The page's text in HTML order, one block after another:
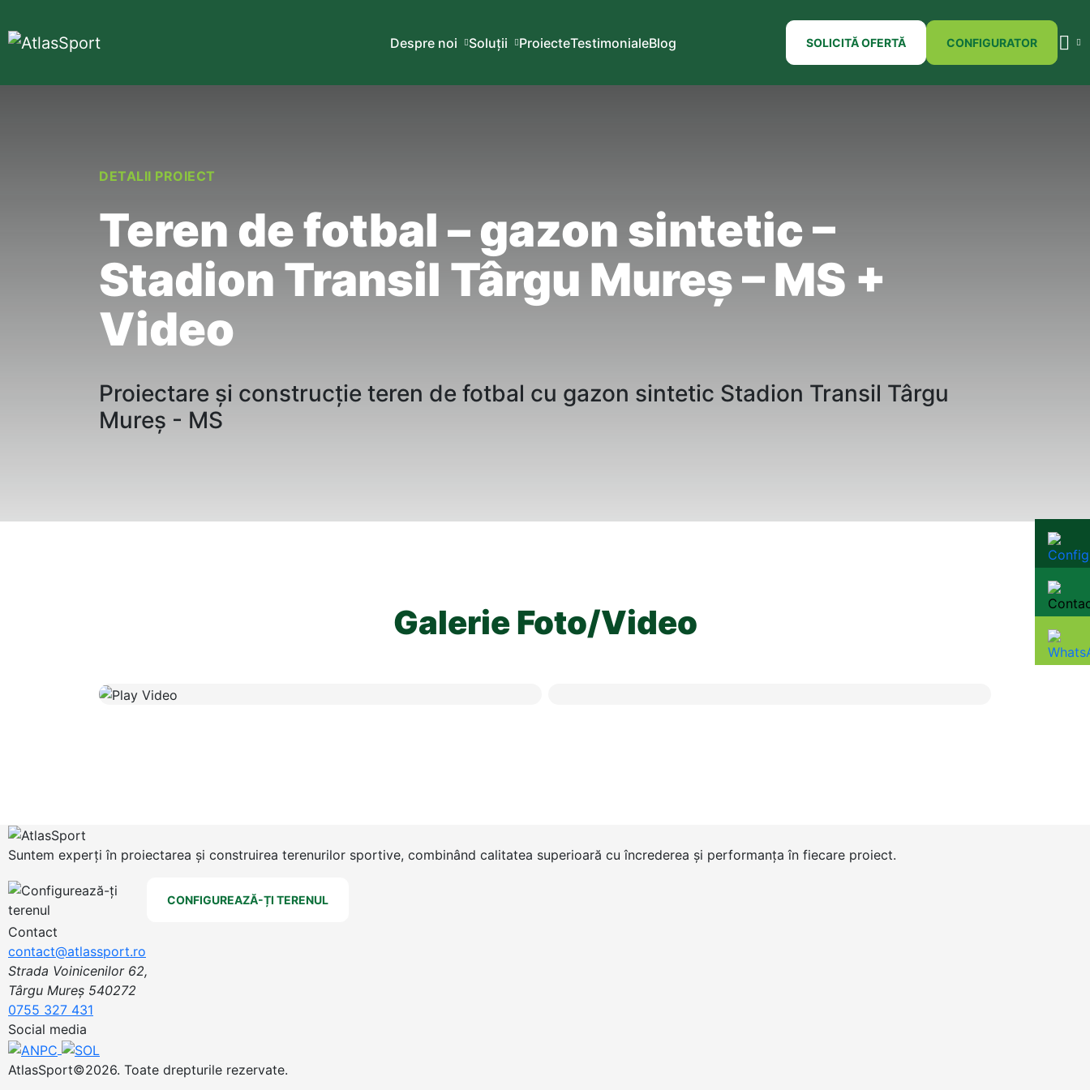
Despre noi Soluții ProiecteTestimonialeBlog SOLICITĂ OFERTĂ CONFIGURATOR
DETALII PROIECT
Teren de fotbal – gazon sintetic –
Stadion Transil Târgu Mureș – MS +
Video
Proiectare și construcție teren de fotbal cu gazon sintetic Stadion Transil Târgu
Mureș - MS
Galerie Foto/Video
Suntem experți în proiectarea și construirea terenurilor sportive, combinând calitatea superioară cu încrederea și performanța în fiecare proiect.
CONFIGUREAZĂ-ȚI TERENUL
Contact
contact@atlassport.ro
Strada Voinicenilor 62,
Târgu Mureș 540272
0755 327 431
Social media
AtlasSport©2026. Toate drepturile rezervate.